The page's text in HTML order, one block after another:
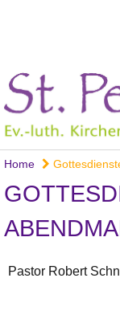
Home
Pastor Robert